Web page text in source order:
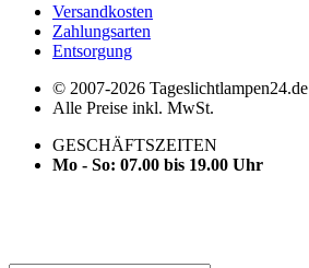
Versandkosten
Zahlungsarten
Entsorgung
© 2007-2026 Tageslichtlampen24.de
Alle Preise inkl. MwSt.
GESCHÄFTSZEITEN
Mo - So: 07.00 bis 19.00 Uhr